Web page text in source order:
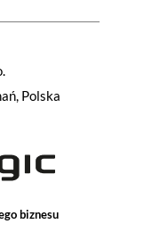
biznesu
Polska